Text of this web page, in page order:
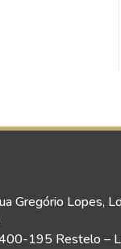
Gregório Lopes,
195 Restelo –